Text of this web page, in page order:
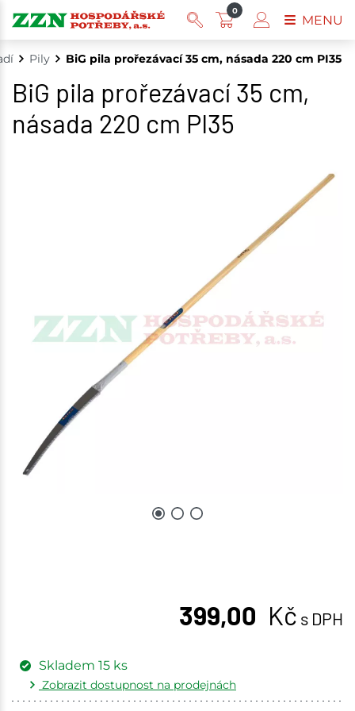
Pily BiG pila prořezávací 35 cm, násada 220 cm PI35
BiG pila prořezávací 35 cm,
násada 220 cm PI35
399,00 Kč s DPH
Skladem 15 ks
Zobrazit dostupnost na prodejnách
0
MENU